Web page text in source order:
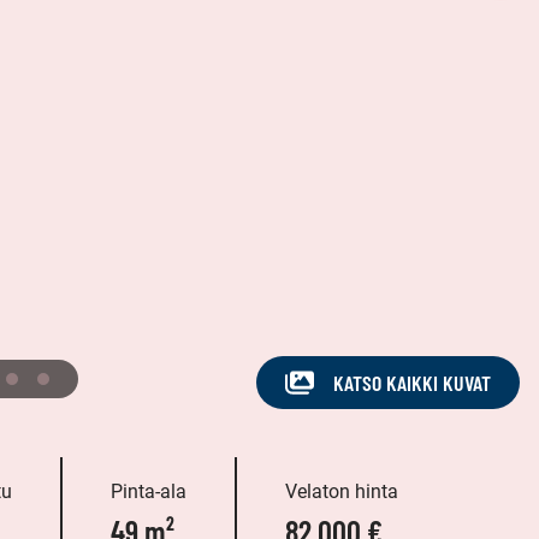
KATSO KAIKKI KUVAT
Pinta-ala
49 m²
Velaton hinta
82 000 €